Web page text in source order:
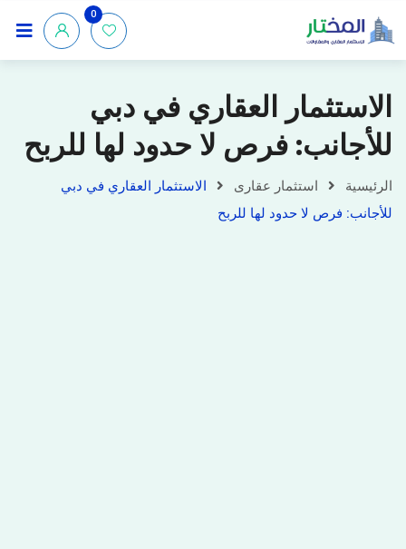
0
الاستثمار العقاري في دبي
للأجانب: فرص لا حدود لها للربح
الرئيسية استثمار عقارى
الاستثمار العقاري في دبي
للأجانب: فرص لا حدود لها للربح